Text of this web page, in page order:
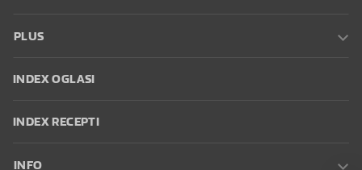
PLUS
INDEX OGLASI
INDEX RECEPTI
INFO